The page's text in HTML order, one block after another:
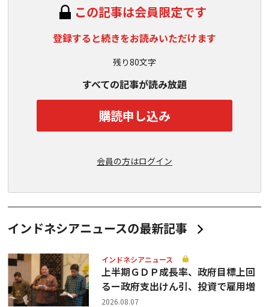
この記事は会員限定です
登録すると続きをお読みいただけます
残り80文字
すべての記事が読み放題
購読申し込み
会員の方はログイン
インドネシアニュースの最新記事
インドネシアニュース
上半期ＧＤＰ成長率、政府目標上回
るー政府支出けん引、投資で雇用増
2026.08.07